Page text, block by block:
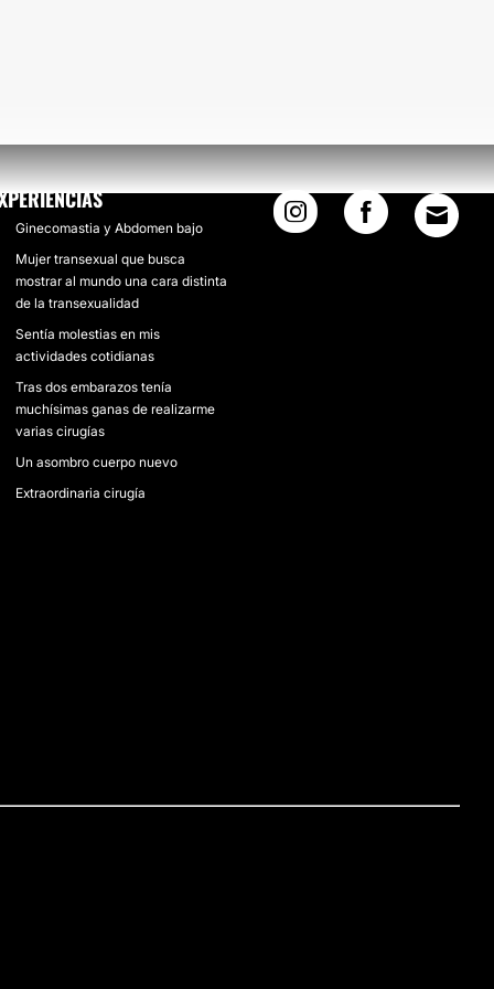
Ginecomastia y Abdomen bajo
Mujer transexual que busca
mostrar al mundo una cara distinta
de la transexualidad
Sentía molestias en mis
actividades cotidianas
Tras dos embarazos tenía
muchísimas ganas de realizarme
varias cirugías
Un asombro cuerpo nuevo
Extraordinaria cirugía